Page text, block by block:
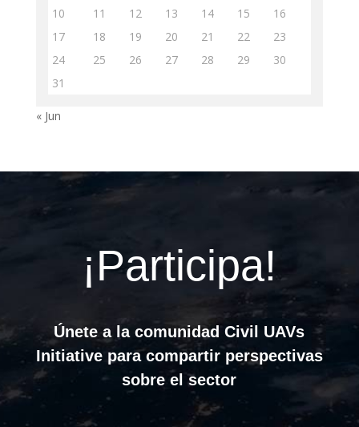
10
11 12 13 14 15
16
17
18 19 20 21 22
23
24
25 26 27 28 29
30
31
« Jun
¡Participa!
Únete a la comunidad Civil UAVs
Initiative para compartir perspectivas
sobre el sector